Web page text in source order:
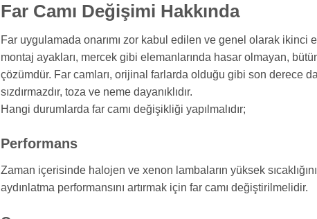
Far Camı Değişimi Hakkında
Far uygulamada onarımı zor kabul edilen ve genel olarak
montaj ayakları, mercek gibi elemanlarında hasar olmayan,
çözümdür. Far camları, orijinal farlarda olduğu gibi son derece
sızdırmazdır, toza ve neme dayanıklıdır.
Hangi durumlarda far camı değişikliği yapılmalıdır;
Performans
Zaman içerisinde halojen ve xenon lambaların yüksek
aydınlatma performansını artırmak için far camı değiştirilmelidir.